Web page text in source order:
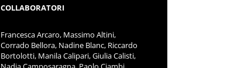
COLLABORATORI
Francesca Arcaro, Massimo Altini,
Corrado Bellora, Nadine Blanc, Riccardo
Bortolotti, Manila Calipari, Giulia Calisti,